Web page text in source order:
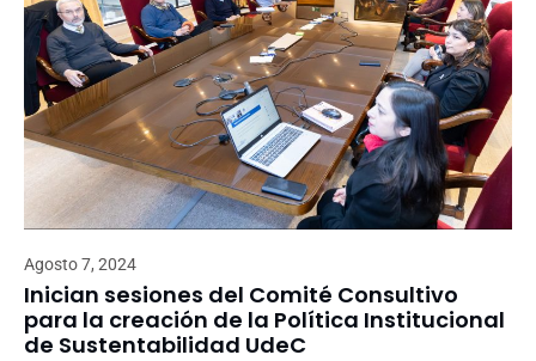
Agosto 7, 2024
Inician sesiones del Comité Consultivo
para la creación de la Política Institucional
de Sustentabilidad UdeC